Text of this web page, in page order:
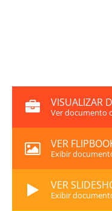
VISUALIZAR
Ver documento
VER
Exibir
VER
Exibir